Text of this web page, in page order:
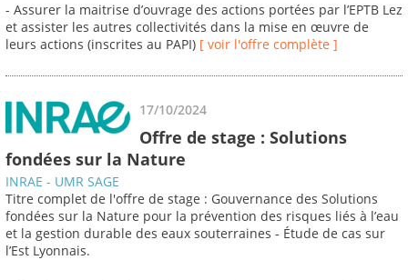
- Assurer la maitrise d’ouvrage des actions portées par l’EPTB Lez
et assister les autres collectivités dans la mise en œuvre de
leurs actions (inscrites au PAPI) [ voir l'offre complète ]
17/10/2024
Offre de stage : Solutions
fondées sur la Nature
INRAE - UMR SAGE
Titre complet de l'offre de stage : Gouvernance des Solutions
fondées sur la Nature pour la prévention des risques liés à l’eau
et la gestion durable des eaux souterraines - Étude de cas sur
l’Est Lyonnais.